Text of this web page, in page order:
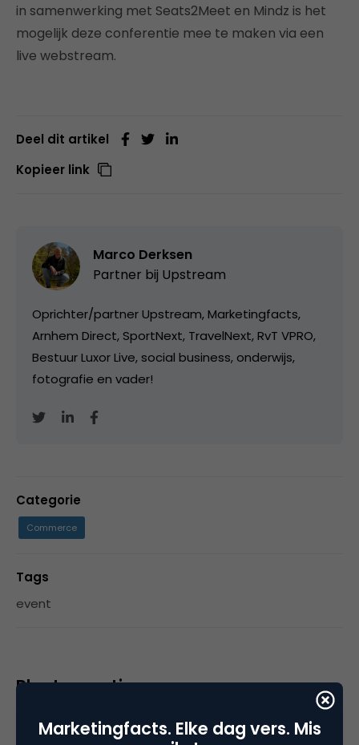
in samenwerking met Seats2Meet en Mindz is het
mogelijk deze conferentie mee te maken via een
live webstream.
Deel dit artikel
Kopieer link
Marco Derksen
Partner bij Upstream
Oprichter/partner Upstream, Marketingfacts,
Arnhem Direct, SportNext, TravelNext, RvT VPRO,
Bestuur Luxor Live, social business, onderwijs,
fotografie en vader!
Categorie
Commerce
Tags
event
Plaats reactie
Je moetingelogd zijn op om een reactie te
Marketingfacts. Elke dag vers. Mis